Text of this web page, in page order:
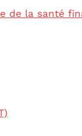
de la santé